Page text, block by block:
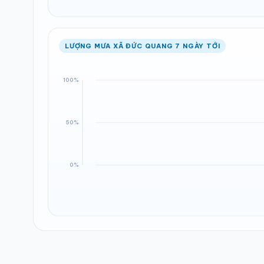
LƯỢNG MƯA XÃ ĐỨC QUANG 7 NGÀY TỚI